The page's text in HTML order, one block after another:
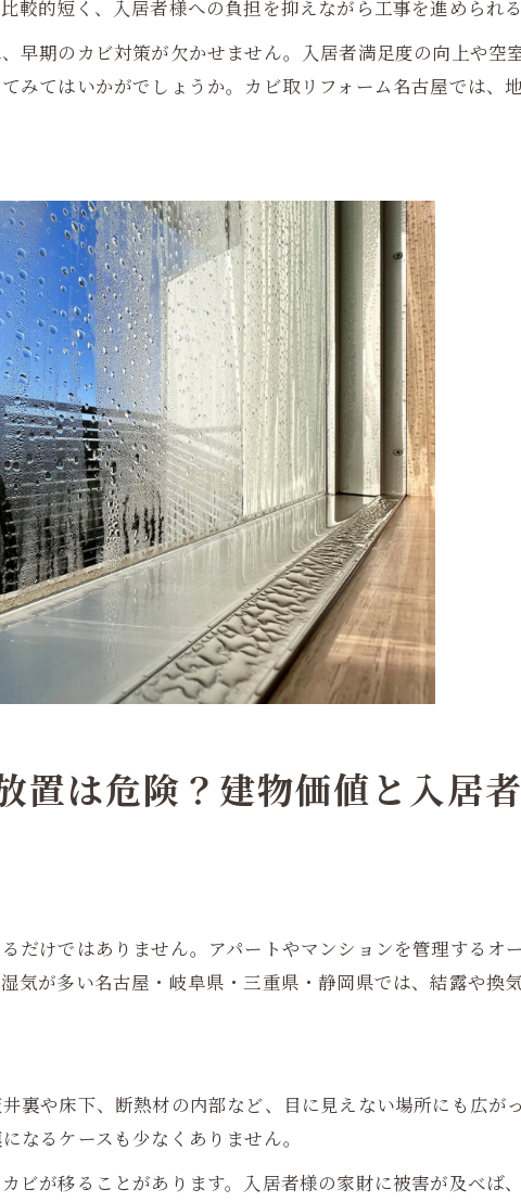
的短く、入居者様への負担を抑えながら工事を進められ
早期のカビ対策が欠かせません。入居者満足度の向上や空
みてはいかがでしょうか。カビ取リフォーム名古屋では、
置は危険？建物価値と入居
だけではありません。アパートやマンションを管理するオ
気が多い名古屋・岐阜県・三重県・静岡県では、結露や換
裏や床下、断熱材の内部など、目に見えない場所にも広が
なるケースも少なくありません。
ビが移ることがあります。入居者様の家財に被害が及べば